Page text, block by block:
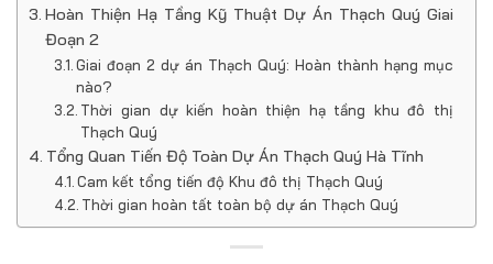
Hoàn Thiện Hạ Tầng Kỹ Thuật Dự Án Thạch Quý Giai
Đoạn 2
Giai đoạn 2 dự án Thạch Quý: Hoàn thành hạng mục
nào?
Thời gian dự kiến hoàn thiện hạ tầng khu đô thị
Thạch Quý
Tổng Quan Tiến Độ Toàn Dự Án Thạch Quý Hà Tĩnh
Cam kết tổng tiến độ Khu đô thị Thạch Quý
Thời gian hoàn tất toàn bộ dự án Thạch Quý